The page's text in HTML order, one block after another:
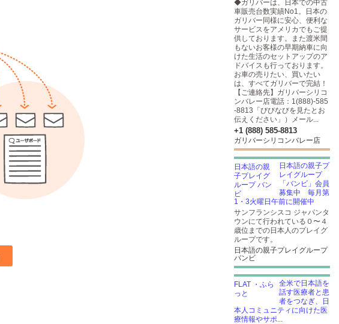
◆ガリバーは、日本での中古
車販売台数実績No1。日本の
ガリバー同様に安心、便利な
サービスをアメリカでもご提
供しております。また渡米間
もないお客様の早期納車に向
けた生活のセットアップのア
ドバイスも行っております。
お車の売りたい、買いたい
は、すべてガリバーで完結！
【ご連絡先】ガリバーシリコ
ンバレー店電話：1(888)-585
-8813「びびなびを見たとお
伝えください」）メール...
+1 (888) 585-8813
ガリバーシリコンバレー店
日本語の親子プ
レイグループ
「バンビ」会員
募集中 毎月第
1・3火曜日午前に開催中
サンフランシスコ ジャパンタ
ウンにて行われている０〜４
歳位までの日本人のプレイグ
ループです。
日本語の親子プレイグループ
バンビ
全米で日本語を
話す医療者と患
者をつなぎ、日
本人コミュニティに向けた医
療情報やサポ...